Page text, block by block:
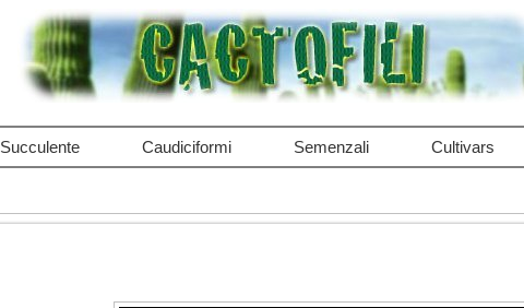
Succulente Caudiciformi Semenzali Cultivars